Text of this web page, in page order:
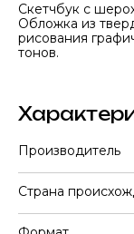
Скетчбук с
Обложка из
рисования
тонов.
Производитель
Страна